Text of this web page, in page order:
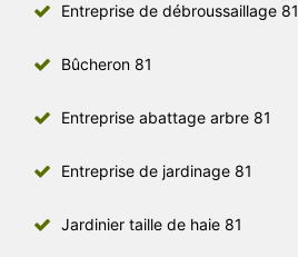
Entreprise de débroussaillage 81
Bûcheron 81
Entreprise abattage arbre 81
Entreprise de jardinage 81
Jardinier taille de haie 81